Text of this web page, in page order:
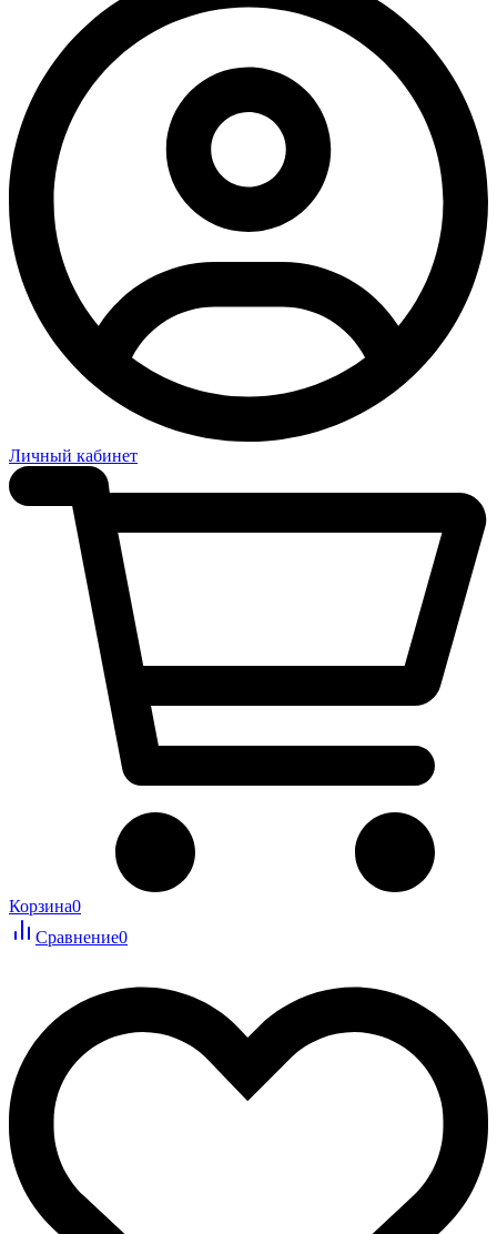
Личный кабинет
Корзина0
Сравнение0